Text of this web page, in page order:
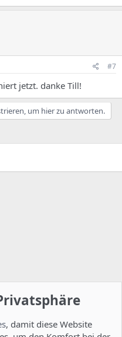
#7
jetzt. danke Till!
um hier zu antworten.
, damit diese Website